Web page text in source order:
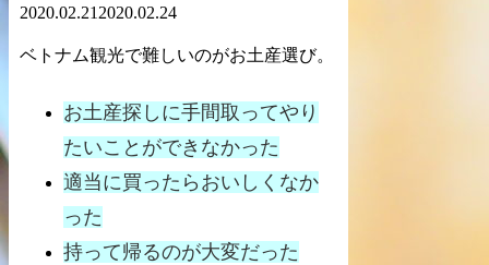
2020.02.21 2020.02.24
ベトナム観光で難しいのがお土産選び。
お土産探しに手間取ってやり
たいことができなかった
適当に買ったらおいしくなか
った
持って帰るのが大変だった